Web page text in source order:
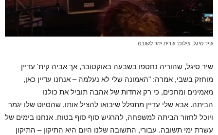
שיר סיגל. צילום: שרים יחד לשובם
שיר סיגל, שהוריה נחטפו בשבעה באוקטובר, אך אביה קית' עדיין
מוחזק בשבי, אמרה: "האמונה שלי לא נעלמה – אנחנו עדיין כאן,
מאמינים ומחכים, כי רק אחדות של אהבה תוביל את כולנו
הביתה. אבא שלי עדיין מתפלל שיבואו להציל אותו, שהסיוט שלו יגמר
ויוכל לחזור הביתה למשפחה, להרגיש סוף סוף בטוח. אנחנו בימים של
עשרת ימי תשובה. עבורי, התשובה שלנו היום היא התיקון – התיקון